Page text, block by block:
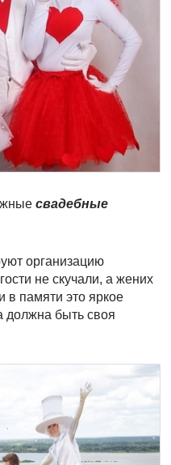
свадебные
организацию
не скучали, а жених
в памяти это яркое
должна быть своя